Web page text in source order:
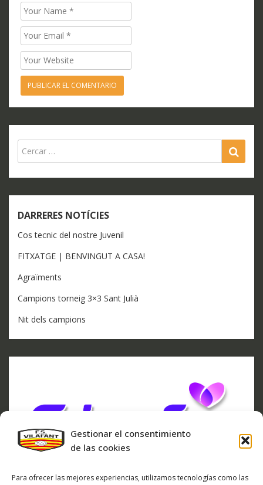
Gestionar el consentimiento
de las cookies
Para ofrecer las mejores experiencias, utilizamos tecnologías como las
Name
Email
Website
DARRERES NOTÍCIES
Cos tecnic del nostre Juvenil
FITXATGE | BENVINGUT A CASA!
Agraïments
Campions torneig 3×3 Sant Julià
Nit dels campions